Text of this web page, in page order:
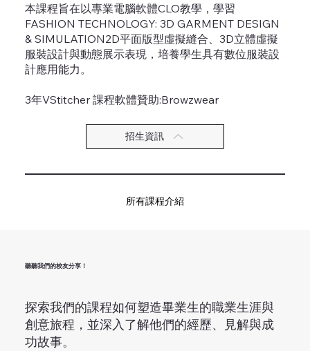
本課程旨在以專業電腦軟體CLO教學，學習
FASHION TECHNOLOGY: 3D GARMENT DESIGN
& SIMULATION2D平面版型虛擬縫合、3D立體虛擬
服裝設計與動態展示表現，培養學生具有數位服裝設
計應用能力。
3年VStitcher 課程軟體贊助:Browzwear
招生資訊
所有課程介紹
聽聽我們的校友分享！
探索我們的課程如何塑造畢業生的職業生涯與
創意旅程，並深入了解他們的經歷、見解與成
功故事。